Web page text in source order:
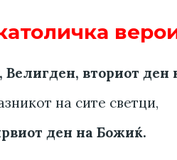
вториот ден
на сите светци,
ден на Божиќ.